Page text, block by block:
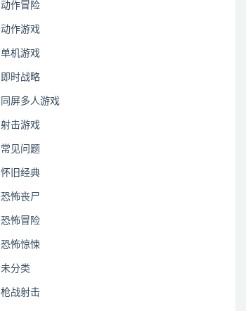
动作冒险
动作游戏
单机游戏
即时战略
同屏多人游戏
射击游戏
常见问题
怀旧经典
恐怖丧尸
恐怖冒险
恐怖惊悚
未分类
枪战射击